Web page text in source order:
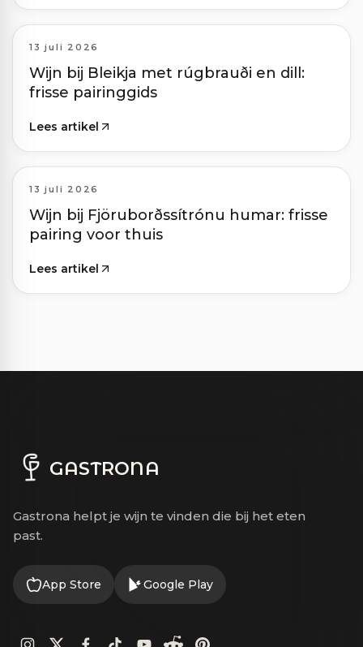
13 juli 2026
Wijn bij Bleikja met rúgbrauði en dill:
frisse pairinggids
Lees artikel
13 juli 2026
Wijn bij Fjöruborðssítrónu humar: frisse
pairing voor thuis
Lees artikel
GASTRONA
Gastrona helpt je wijn te vinden die bij het eten
past.
App Store Google Play